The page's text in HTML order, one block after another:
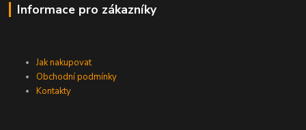
Informace pro zákazníky
Jak nakupovat
Obchodní podmínky
Kontakty